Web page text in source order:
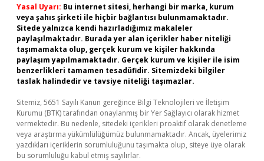
Yasal Uyarı: Bu internet sitesi, herhangi bir marka, kurum
veya şahıs şirketi ile hiçbir bağlantısı bulunmamaktadır.
Sitede yalnızca kendi hazırladığımız makaleler
paylaşılmaktadır. Burada yer alan içerikler haber niteliği
taşımamakta olup, gerçek kurum ve kişiler hakkında
paylaşım yapılmamaktadır. Gerçek kurum ve kişiler ile isim
benzerlikleri tamamen tesadüfidir. Sitemizdeki bilgiler
taslak halindedir ve tavsiye niteliği taşımazlar.
Sitemiz, 5651 Sayılı Kanun gereğince Bilgi Teknolojileri ve İletişim
Kurumu (BTK) tarafından onaylanmış bir Yer Sağlayıcı olarak hizmet
vermektedir. Bu nedenle, sitedeki içerikleri proaktif olarak denetleme
veya araştırma yükümlülüğümüz bulunmamaktadır. Ancak, üyelerimiz
yazdıkları içeriklerin sorumluluğunu taşımakta olup, siteye üye olarak
bu sorumluluğu kabul etmiş sayılırlar.